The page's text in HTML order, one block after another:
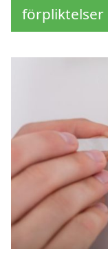
förpliktelser